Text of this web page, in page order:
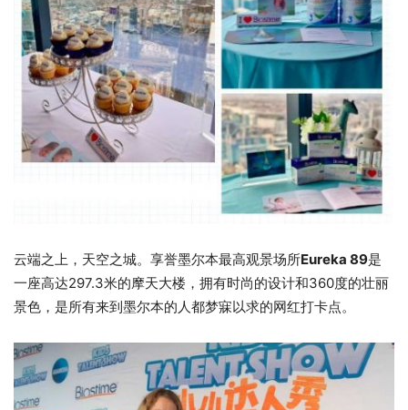
云端之上，天空之城。享誉墨尔本最高观景场所Eureka 89是
一座高达297.3米的摩天大楼，拥有时尚的设计和360度的壮丽
景色，是所有来到墨尔本的人都梦寐以求的网红打卡点。